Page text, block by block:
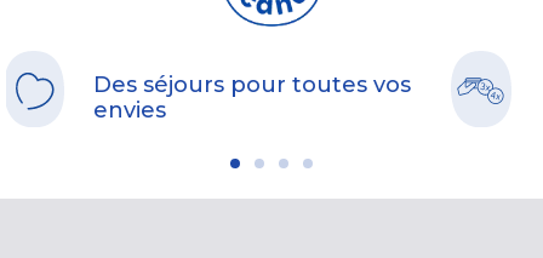
Des séjours pour toutes vos
envies